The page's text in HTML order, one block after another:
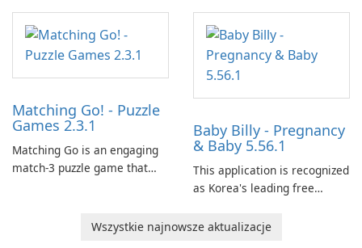
Matching Go! - Puzzle
Games 2.3.1
Matching Go is an engaging
match-3 puzzle game that
Ollie, on an adventurous
journey across diverse
Baby Billy - Pregnancy
& Baby 5.56.1
This application is recognized
as Korea's leading free
baby tracking, offering
Wszystkie najnowsze aktualizacje